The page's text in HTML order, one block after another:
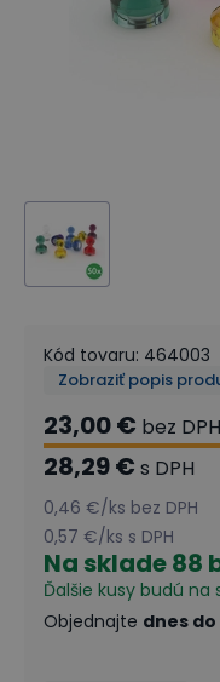
Kód tovaru: 464003
Zobraziť popis
23,00 € bez DPH
28,29 € s DPH
0,46 €/ks bez DPH
0,57 €/ks s DPH
Na sklade88
Ďalšie kusy budú na
Objednajte dnes do